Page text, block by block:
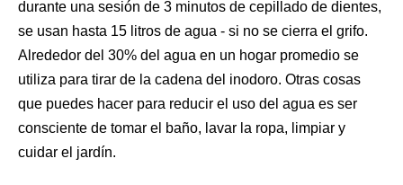
durante una sesión de 3 minutos de cepillado de dientes,
se usan hasta 15 litros de agua - si no se cierra el grifo.
Alrededor del 30% del agua en un hogar promedio se
utiliza para tirar de la cadena del inodoro. Otras cosas
que puedes hacer para reducir el uso del agua es ser
consciente de tomar el baño, lavar la ropa, limpiar y
cuidar el jardín.